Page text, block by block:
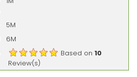
5M
6M
Based on10
Review(s)